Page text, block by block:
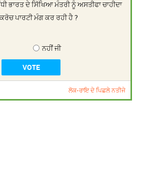
ਭਾਰਤ ਦੇ ਸਿੱਖਿਆ ਮੰਤਰੀ ਨੂੰ ਅਸਤੀਫਾ ਚਾਹੀਦਾ
ਪਾਰਟੀ ਮੰਗ ਕਰ ਰਹੀ ਹੈ ?
ਨਹੀਂ ਜੀ
ਲੋਕ-ਰਾਇ ਦੇ ਪਿਛਲੇ ਨਤੀਜੇ